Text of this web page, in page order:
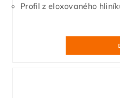
Profil z eloxovaného